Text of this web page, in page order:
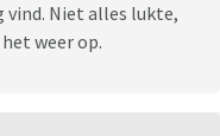
vind. Niet alles lukte,
weer op.